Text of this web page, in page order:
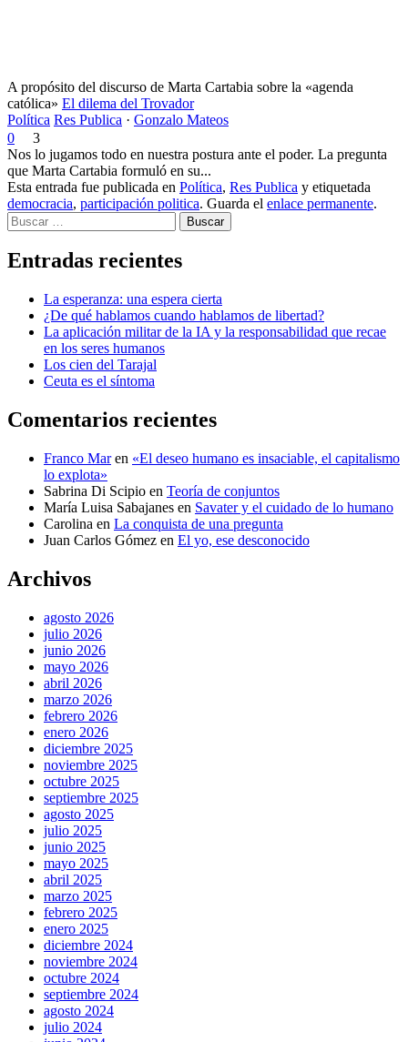
A propósito del discurso de Marta Cartabia sobre la «agenda
católica» El dilema del Trovador
Política Res Publica · Gonzalo Mateos
0
3
Nos lo jugamos todo en nuestra postura ante el poder. La pregunta
que Marta Cartabia formuló en su...
Esta entrada fue publicada en Política, Res Publica y etiquetada
democracia, participación politica. Guarda el enlace permanente.
Buscar
Entradas recientes
La esperanza: una espera cierta
¿De qué hablamos cuando hablamos de libertad?
La aplicación militar de la IA y la responsabilidad que recae
en los seres humanos
Los cien del Tarajal
Ceuta es el síntoma
Comentarios recientes
Franco Maren «El deseo humano es insaciable, el capitalismo
lo explota»
Sabrina Di Scipio en Teoría de conjuntos
María Luisa Sabajanes en Savater y el cuidado de lo humano
Carolina en La conquista de una pregunta
Juan Carlos Gómez en El yo, ese desconocido
Archivos
agosto 2026
julio 2026
junio 2026
mayo 2026
abril 2026
marzo 2026
febrero 2026
enero 2026
diciembre 2025
noviembre 2025
octubre 2025
septiembre 2025
agosto 2025
julio 2025
junio 2025
mayo 2025
abril 2025
marzo 2025
febrero 2025
enero 2025
diciembre 2024
noviembre 2024
octubre 2024
septiembre 2024
agosto 2024
julio 2024